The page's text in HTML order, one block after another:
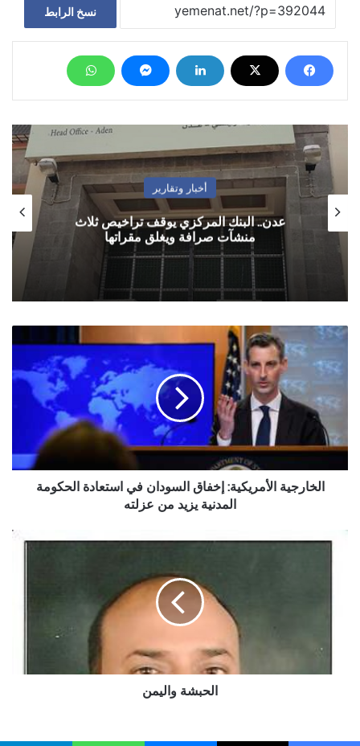
نسخ الرابط
أخبار وتقارير
عدن.. البنك المركزي يوقف تراخيص ثلاث
منشآت صرافة ويغلق مقراتها
الخارجية
إخفاق
السودان
استعادة
الحكومة
المدنية
يزيد
الخارجية الأمريكية: إخفاق السودان في استعادة الحكومة
المدنية يزيد من عزلته
الحبشة واليمن